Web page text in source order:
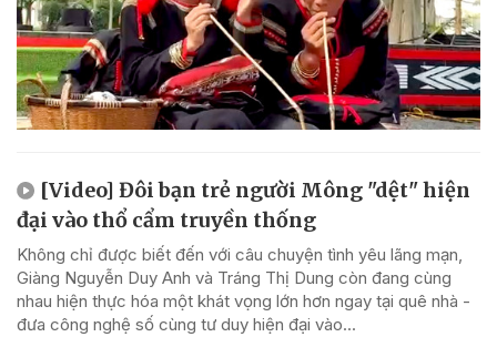
[Video] Đôi bạn trẻ người Mông "dệt" hiện
đại vào thổ cẩm truyền thống
Không chỉ được biết đến với câu chuyện tình yêu lãng mạn,
Giàng Nguyễn Duy Anh và Tráng Thị Dung còn đang cùng
nhau hiện thực hóa một khát vọng lớn hơn ngay tại quê nhà -
đưa công nghệ số cùng tư duy hiện đại vào...